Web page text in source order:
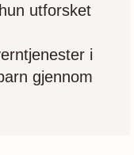
utforsket
i
gjennom